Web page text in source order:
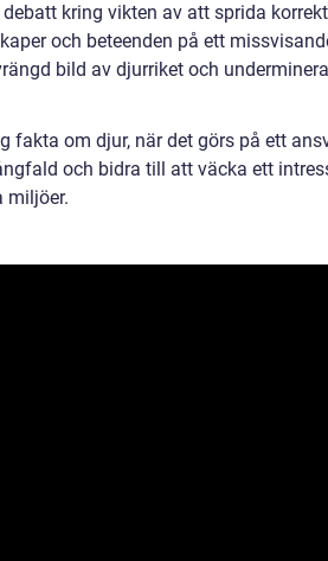
kring vikten av att sprida
och beteenden på ett
bild av djurriket och
fakta om djur, när det görs på ett
och bidra till att väcka ett
miljöer.